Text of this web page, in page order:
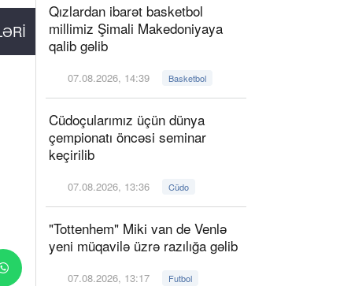
Qızlardan ibarət basketbol
millimiz Şimali Makedoniyaya
qalib gəlib
07.08.2026, 14:39 Basketbol
Cüdoçularımız üçün dünya
çempionatı öncəsi seminar
keçirilib
07.08.2026, 13:36 Cüdo
"Tottenhem" Miki van de Venlə
yeni müqavilə üzrə razılığa gəlib
07.08.2026, 13:17 Futbol